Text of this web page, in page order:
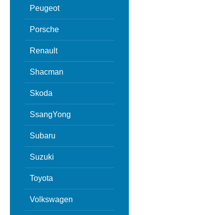
Peugeot
Porsche
Renault
Shacman
Skoda
SsangYong
Subaru
Suzuki
Toyota
Volkswagen